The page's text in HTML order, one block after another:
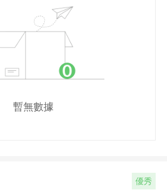
暫無數據
優秀